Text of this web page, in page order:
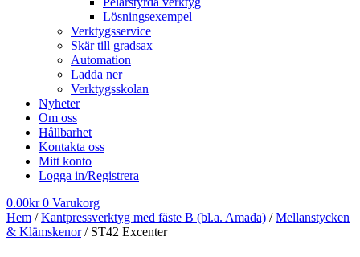
Lösningsexempel
Verktygsservice
Skär till gradsax
Automation
Ladda ner
Verktygsskolan
Nyheter
Om oss
Hållbarhet
Kontakta oss
Mitt konto
Logga in/Registrera
0.00kr 0 Varukorg
Hem /Kantpressverktyg med fäste B (bl.a. Amada) /Mellanstycken
& Klämskenor/ ST42 Excenter